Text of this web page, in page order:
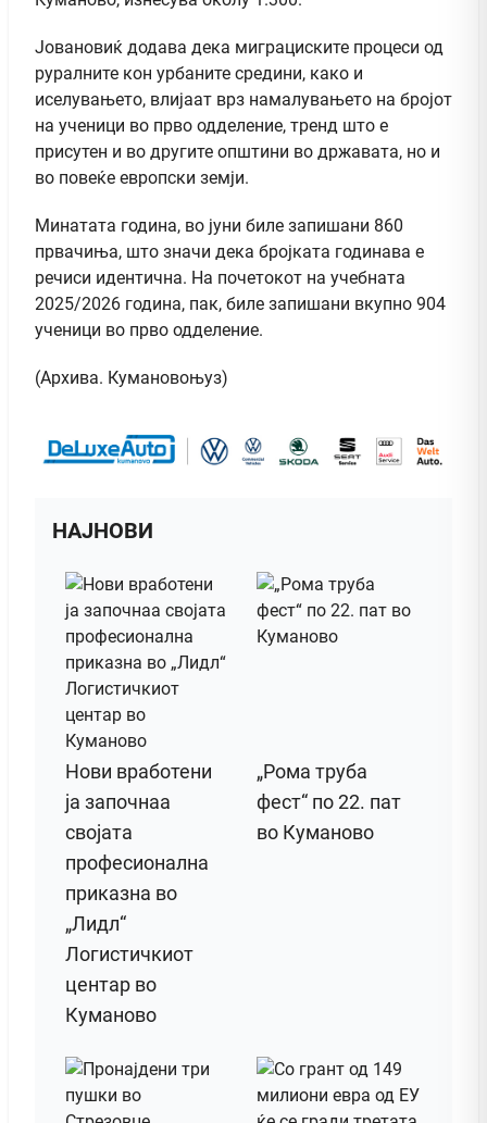
Јовановиќ додава дека миграциските процеси од
руралните кон урбаните средини, како и
иселувањето, влијаат врз намалувањето на бројот
на ученици во прво одделение, тренд што е
присутен и во другите општини во државата, но и
во повеќе европски земји.
Минатата година, во јуни биле запишани 860
првачиња, што значи дека бројката годинава е
речиси идентична. На почетокот на учебната
2025/2026 година, пак, биле запишани вкупно 904
ученици во прво одделение.
(Архива. Кумановоњуз)
НАЈНОВИ
Нови вработени
ја започнаа
својата
професионална
приказна во
„Лидл“
Логистичкиот
центар во
Куманово
„Рома труба
фест“ по 22. пат
во Куманово